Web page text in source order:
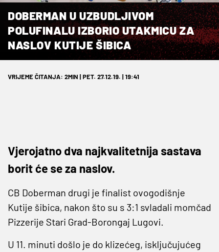
DOBERMAN U UZBUDLJIVOM
POLUFINALU IZBORIO UTAKMICU ZA
NASLOV KUTIJE ŠIBICA
VRIJEME ČITANJA: 2MIN | PET. 27.12.19. | 19:41
Vjerojatno dva najkvalitetnija sastava
borit će se za naslov.
CB Doberman drugi je finalist ovogodišnje
Kutije šibica, nakon što su s 3:1 svladali momčad
Pizzerije Stari Grad-Borongaj Lugovi.
U 11. minuti došlo je do klizećeg, isključujućeg